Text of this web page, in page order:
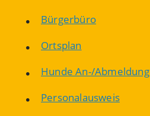
Bürgerbüro
Ortsplan
Hunde An-/Abmeldung
Personalausweis